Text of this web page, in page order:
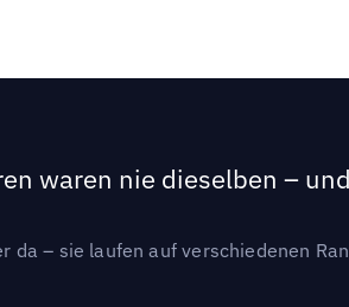
waren nie dieselben –
da – sie laufen auf verschiedenen